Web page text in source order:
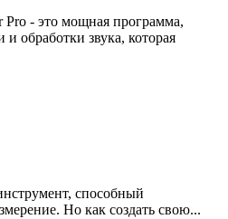
- это мощная программа,
и обработки звука, которая
способный
Но как создать свою...